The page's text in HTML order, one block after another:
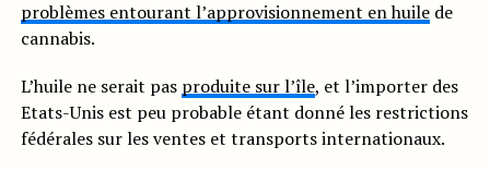
problèmes entourant l’approvisionnement en huilede
cannabis.
L’huile ne serait pas produite sur l’île, et l’importer des
Etats-Unis est peu probable étant donné les restrictions
fédérales sur les ventes et transports internationaux.